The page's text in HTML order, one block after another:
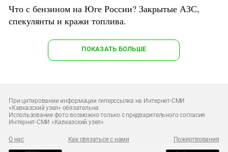
Что с бензином на Юге России? Закрытые АЗС,
спекулянты и кражи топлива.
ПОКАЗАТЬ БОЛЬШЕ
При цитировании информации гиперссылка на Интернет-СМИ
«Кавказский узел» обязательна
Использование фото возможно только с предварительного согласия
Интернет-СМИ «Кавказский узел»
О нас Как связаться с нами Пожертвования